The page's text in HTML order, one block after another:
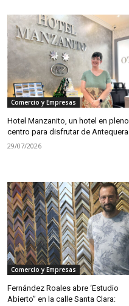
Comercio y Empresas
Hotel Manzanito, un hotel en pleno
centro para disfrutar de Antequera
29/07/2026
Comercio y Empresas
Fernández Roales abre ‘Estudio
Abierto” en la calle Santa Clara: